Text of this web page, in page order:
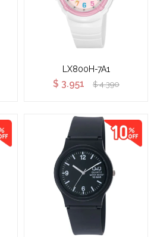
LX800H-7A1
$ 3.951 $ 4.390